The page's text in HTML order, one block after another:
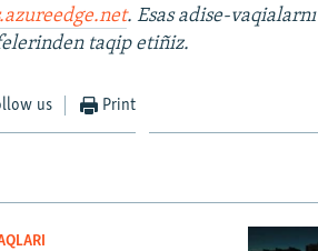
. Esas adise-vaqialarnı
taqip etiñiz.
us Print